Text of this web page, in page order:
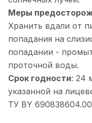
Меры
Хранить вдали от
попадания на
попадании -
проточной воды.
Срок годности: 24
указанной на
ТУ BY